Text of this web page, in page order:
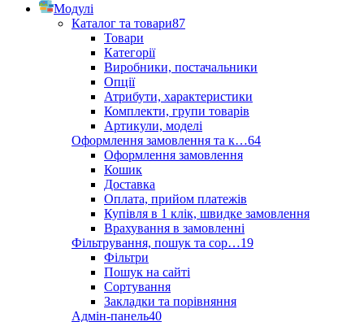
Модулі
Каталог та товари87
Товари
Категорії
Виробники, постачальники
Опції
Атрибути, характеристики
Комплекти, групи товарів
Артикули, моделі
Оформлення замовлення та к…64
Оформлення замовлення
Кошик
Доставка
Оплата, прийом платежів
Купівля в 1 клік, швидке замовлення
Врахування в замовленні
Фільтрування, пошук та сор…19
Фільтри
Пошук на сайті
Сортування
Закладки та порівняння
Адмін-панель40